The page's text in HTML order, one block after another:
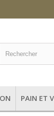
PAIN ET